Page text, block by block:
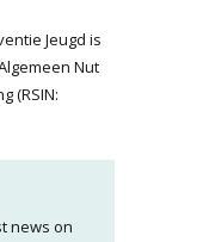
Jeugd is
Nut
(RSIN:
news on